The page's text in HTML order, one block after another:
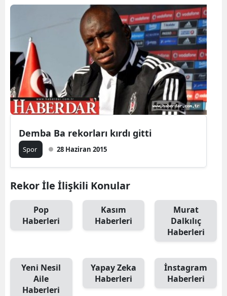
Demba Ba rekorları kırdı gitti
Spor 28 Haziran 2015
Rekor İle İlişkili Konular
Pop
Haberleri
Kasım
Haberleri
Murat
Dalkılıç
Haberleri
Yeni Nesil
Aile
Haberleri
Yapay Zeka
Haberleri
İnstagram
Haberleri